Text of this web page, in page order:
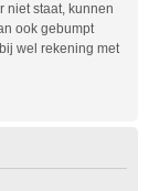
niet staat, kunnen
ook gebumpt
wel rekening met